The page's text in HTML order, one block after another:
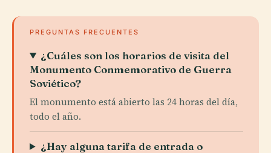
PREGUNTAS FRECUENTES
¿Cuáles son los horarios de visita del
Monumento Conmemorativo de Guerra
Soviético?
El monumento está abierto las 24 horas del día,
todo el año.
¿Hay alguna tarifa de entrada o